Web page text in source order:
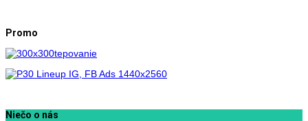
Promo
Niečo o nás